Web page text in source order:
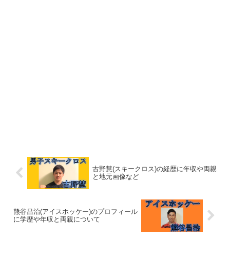
古野慧(スキークロス)の経歴に年収や両親
と地元画像など
熊谷昌治(アイスホッケー)のプロフィール
に学歴や年収と両親について